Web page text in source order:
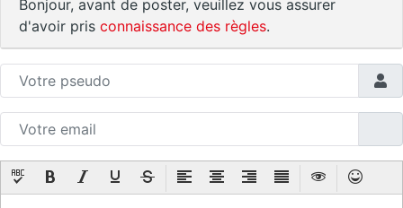
Bonjour, avant de poster, veuillez vous assurer
d'avoir pris connaissance des règles.